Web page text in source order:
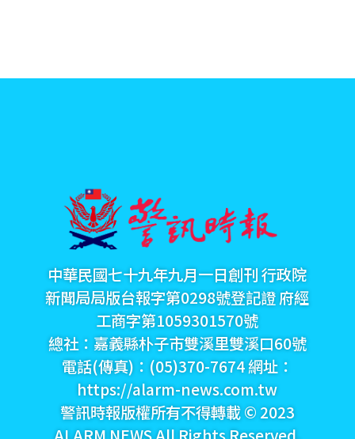
中華民國七十九年九月一日創刊 行政院
新聞局局版台報字第0298號登記證 府經
工商字第1059301570號
總社：嘉義縣朴子市雙溪里雙溪口60號
電話(傳真)：(05)370-7674 網址：
https://alarm-news.com.tw
警訊時報版權所有不得轉載 © 2023
ALARM NEWS All Rights Reserved.